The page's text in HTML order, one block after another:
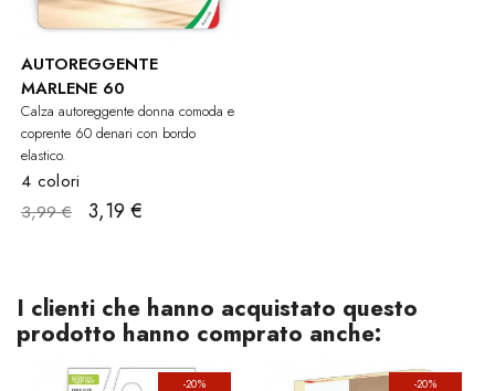
AUTOREGGENTE
MARLENE 60
Calza autoreggente donna comoda e
coprente 60 denari con bordo
elastico.
4 colori
3,99 €
3,19 €
I clienti che hanno acquistato questo
prodotto hanno comprato anche:
-20% -20%